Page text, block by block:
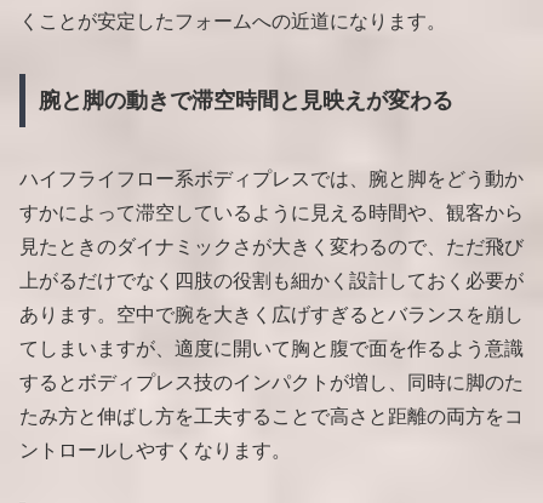
くことが安定したフォームへの近道になります。
腕と脚の動きで滞空時間と見映えが変わる
ハイフライフロー系ボディプレスでは、腕と脚をどう動か
すかによって滞空しているように見える時間や、観客から
見たときのダイナミックさが大きく変わるので、ただ飛び
上がるだけでなく四肢の役割も細かく設計しておく必要が
あります。空中で腕を大きく広げすぎるとバランスを崩し
てしまいますが、適度に開いて胸と腹で面を作るよう意識
するとボディプレス技のインパクトが増し、同時に脚のた
たみ方と伸ばし方を工夫することで高さと距離の両方をコ
ントロールしやすくなります。